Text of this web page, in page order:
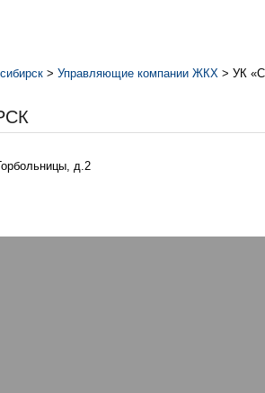
> Управляющие компании ЖКХ > УК
д.2